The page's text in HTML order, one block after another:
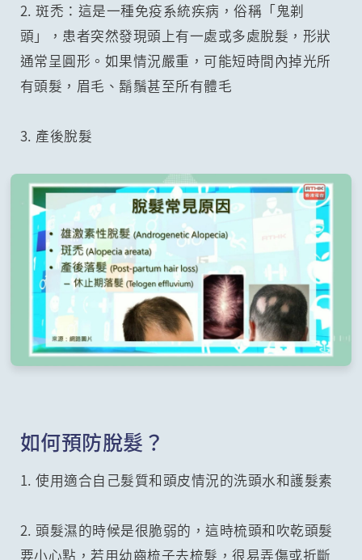
2. 斑禿：這是一種免疫系統疾病，俗稱「鬼剃
頭」，患者突然發現頭上有一處或多處脫髮，形狀
通常呈圓形。如果情況嚴重，可能短時間內掉光所
有頭髮，眉毛、鬍鬚甚至所有體毛
3. 產後脫髮
如何預防脫髮？
1. 使用適合自己髮質和頭皮情況的洗頭水和護髮素
2. 頭髮濕的時候是很脆弱的，這時梳頭和吹乾頭髮
要小心點，若用幼齒梳子去梳髮，很易弄傷或折斷